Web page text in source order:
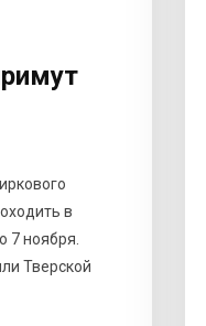
в
7 ноября.
Тверской